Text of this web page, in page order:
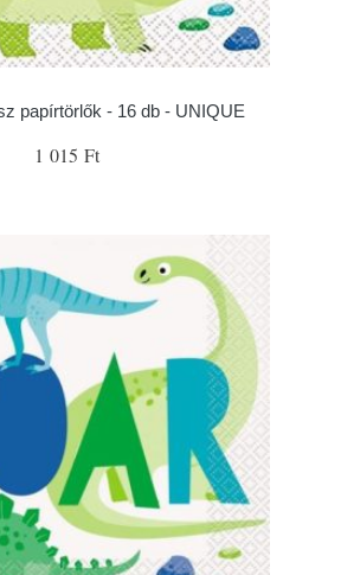
papírtörlők - 16 db - UNIQUE
1 015 Ft